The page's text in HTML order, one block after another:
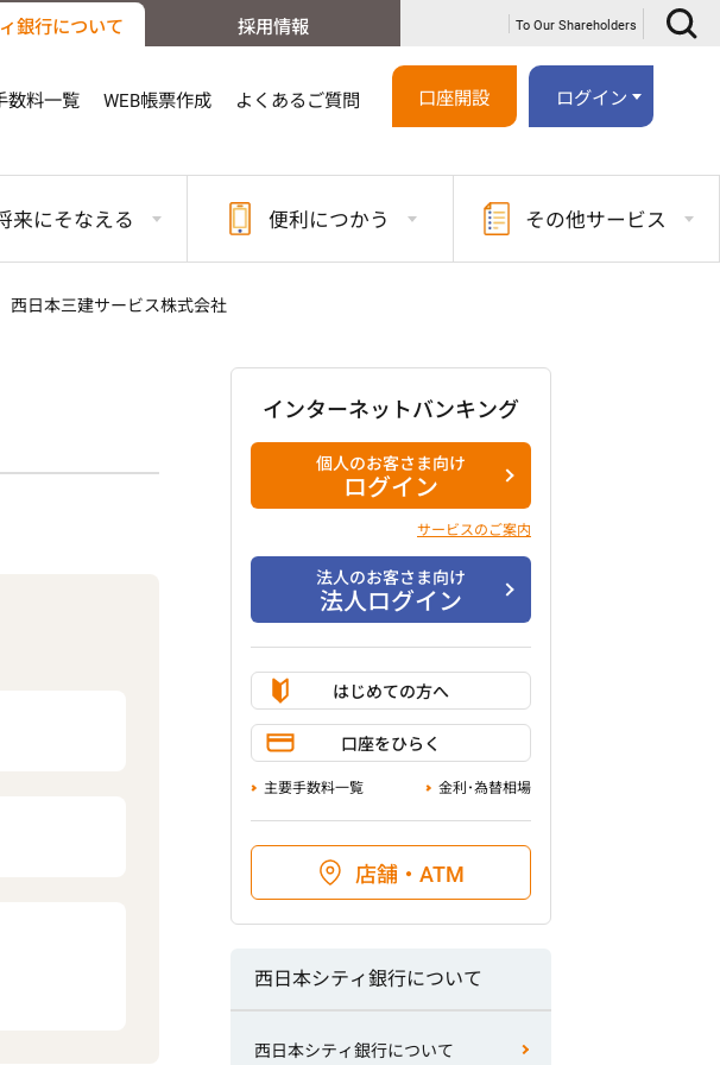
銀行について 採用情報 To Our Shareholders
数料一覧 WEB帳票作成 よくあるご質問 口座開設 ログイン
来にそなえる 便利につかう その他サービス
西日本三建サービス株式会社
インターネットバンキング
個人のお客さま向け
ログイン
サービスのご案内
法人のお客さま向け
法人ログイン
はじめての方へ
口座をひらく
主要手数料一覧 金利･為替相場
店舗・ATM
西日本シティ銀行について
西日本シティ銀行について